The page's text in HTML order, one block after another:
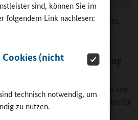
sind, können Sie im
folgendem Link nachlesen:
(nicht
technisch notwendig, um
zu nutzen.
Ländliche Schulen,
ganztägige Bildung
Ausgangsbedingungen und
und städtischen Räumen sind für
darunter die Kooperation von